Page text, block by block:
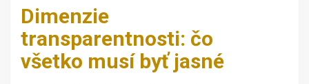
Dimenzie
transparentnosti: čo
všetko musí byť jasné